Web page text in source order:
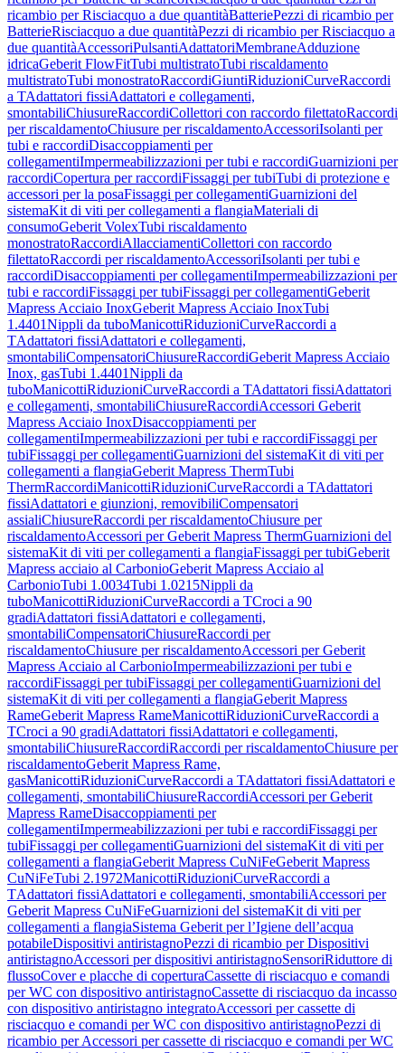
ricambio per Risciacquo a due quantitàBatteriePezzi di ricambio per
BatterieRisciacquo a due quantitàPezzi di ricambio per Risciacquo a
due quantitàAccessoriPulsantiAdattatoriMembraneAdduzione
idricaGeberit FlowFitTubi multistratoTubi riscaldamento
multistratoTubi monostratoRaccordiGiuntiRiduzioniCurveRaccordi
a TAdattatori fissiAdattatori e collegamenti,
smontabiliChiusureRaccordiCollettori con raccordo filettatoRaccordi
per riscaldamentoChiusure per riscaldamentoAccessoriIsolanti per
tubi e raccordiDisaccoppiamenti per
collegamentiImpermeabilizzazioni per tubi e raccordiGuarnizioni per
raccordiCopertura per raccordiFissaggi per tubiTubi di protezione e
accessori per la posaFissaggi per collegamentiGuarnizioni del
sistemaKit di viti per collegamenti a flangiaMateriali di
consumoGeberit VolexTubi riscaldamento
monostratoRaccordiAllacciamentiCollettori con raccordo
filettatoRaccordi per riscaldamentoAccessoriIsolanti per tubi e
raccordiDisaccoppiamenti per collegamentiImpermeabilizzazioni per
tubi e raccordiFissaggi per tubiFissaggi per collegamentiGeberit
Mapress Acciaio InoxGeberit Mapress Acciaio InoxTubi
1.4401Nippli da tuboManicottiRiduzioniCurveRaccordi a
TAdattatori fissiAdattatori e collegamenti,
smontabiliCompensatoriChiusureRaccordiGeberit Mapress Acciaio
Inox, gasTubi 1.4401Nippli da
tuboManicottiRiduzioniCurveRaccordi a TAdattatori fissiAdattatori
e collegamenti, smontabiliChiusureRaccordiAccessori Geberit
Mapress Acciaio InoxDisaccoppiamenti per
collegamentiImpermeabilizzazioni per tubi e raccordiFissaggi per
tubiFissaggi per collegamentiGuarnizioni del sistemaKit di viti per
collegamenti a flangiaGeberit Mapress ThermTubi
ThermRaccordiManicottiRiduzioniCurveRaccordi a TAdattatori
fissiAdattatori e giunzioni, removibiliCompensatori
assialiChiusureRaccordi per riscaldamentoChiusure per
riscaldamentoAccessori per Geberit Mapress ThermGuarnizioni del
sistemaKit di viti per collegamenti a flangiaFissaggi per tubiGeberit
Mapress acciaio al CarbonioGeberit Mapress Acciaio al
CarbonioTubi 1.0034Tubi 1.0215Nippli da
tuboManicottiRiduzioniCurveRaccordi a TCroci a 90
gradiAdattatori fissiAdattatori e collegamenti,
smontabiliCompensatoriChiusureRaccordi per
riscaldamentoChiusure per riscaldamentoAccessori per Geberit
Mapress Acciaio al CarbonioImpermeabilizzazioni per tubi e
raccordiFissaggi per tubiFissaggi per collegamentiGuarnizioni del
sistemaKit di viti per collegamenti a flangiaGeberit Mapress
RameGeberit Mapress RameManicottiRiduzioniCurveRaccordi a
TCroci a 90 gradiAdattatori fissiAdattatori e collegamenti,
smontabiliChiusureRaccordiRaccordi per riscaldamentoChiusure per
riscaldamentoGeberit Mapress Rame,
gasManicottiRiduzioniCurveRaccordi a TAdattatori fissiAdattatori e
collegamenti, smontabiliChiusureRaccordiAccessori per Geberit
Mapress RameDisaccoppiamenti per
collegamentiImpermeabilizzazioni per tubi e raccordiFissaggi per
tubiFissaggi per collegamentiGuarnizioni del sistemaKit di viti per
collegamenti a flangiaGeberit Mapress CuNiFeGeberit Mapress
CuNiFeTubi 2.1972ManicottiRiduzioniCurveRaccordi a
TAdattatori fissiAdattatori e collegamenti, smontabiliAccessori per
Geberit Mapress CuNiFeGuarnizioni del sistemaKit di viti per
collegamenti a flangiaSistema Geberit per l’Igiene dell’acqua
potabileDispositivi antiristagnoPezzi di ricambio per Dispositivi
antiristagnoAccessori per dispositivi antiristagnoSensoriRiduttore di
flussoCover e placche di coperturaCassette di risciacquo e comandi
per WC con dispositivo antiristagnoCassette di risciacquo da incasso
con dispositivo antiristagno integratoAccessori per cassette di
risciacquo e comandi per WC con dispositivo antiristagnoPezzi di
ricambio per Accessori per cassette di risciacquo e comandi per WC